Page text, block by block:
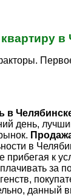
в
в
день,
в
к
за
данный